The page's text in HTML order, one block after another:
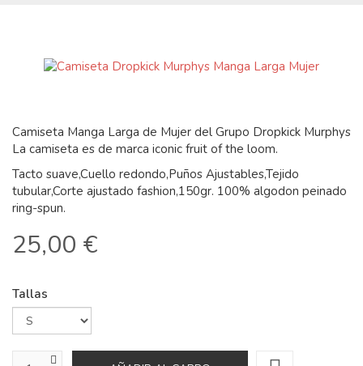
Camiseta Manga Larga de Mujer del Grupo Dropkick Murphys
La camiseta es de marca iconic fruit of the loom.
Tacto suave,Cuello redondo,Puños Ajustables,Tejido
tubular,Corte ajustado fashion,150gr. 100% algodon peinado
ring-spun.
25,00 €
Tallas